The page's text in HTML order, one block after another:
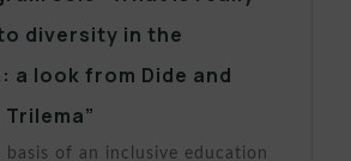
diversity in the
a look from Dide and
basis of an inclusive education